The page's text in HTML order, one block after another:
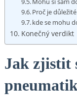
Proč⁣ je
kde ⁤se mohu
Konečný verdikt
Jak zjistit